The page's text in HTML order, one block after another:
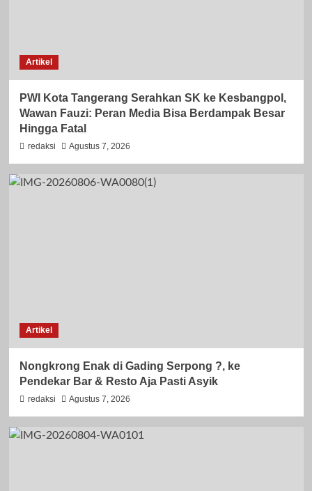
Artikel
PWI Kota Tangerang Serahkan SK ke Kesbangpol,
Wawan Fauzi: Peran Media Bisa Berdampak Besar
Hingga Fatal
redaksi Agustus 7, 2026
Artikel
Nongkrong Enak di Gading Serpong ?, ke
Pendekar Bar & Resto Aja Pasti Asyik
redaksi Agustus 7, 2026